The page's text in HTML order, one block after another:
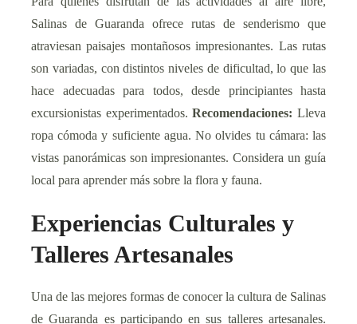
Salinas de Guaranda ofrece rutas de senderismo que
atraviesan paisajes montañosos impresionantes. Las rutas
son variadas, con distintos niveles de dificultad, lo que las
hace adecuadas para todos, desde principiantes hasta
excursionistas experimentados.Recomendaciones: Lleva
ropa cómoda y suficiente agua. No olvides tu cámara: las
vistas panorámicas son impresionantes. Considera un guía
local para aprender más sobre la flora y fauna.
Experiencias Culturales y
Talleres Artesanales
Una de las mejores formas de conocer la cultura de Salinas
de Guaranda es participando en sus talleres artesanales.